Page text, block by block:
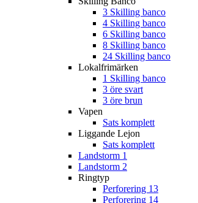
3 Skilling banco
4 Skilling banco
6 Skilling banco
8 Skilling banco
24 Skilling banco
Lokalfrimärken
1 Skilling banco
3 öre svart
3 öre brun
Vapen
Sats komplett
Liggande Lejon
Sats komplett
Landstorm 1
Landstorm 2
Ringtyp
Perforering 13
Perforering 14